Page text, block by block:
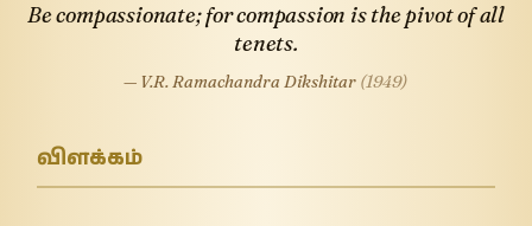
Be compassionate; for compassion is the pivot of all
tenets.
— V.R. Ramachandra Dikshitar (1949)
விளக்கம்